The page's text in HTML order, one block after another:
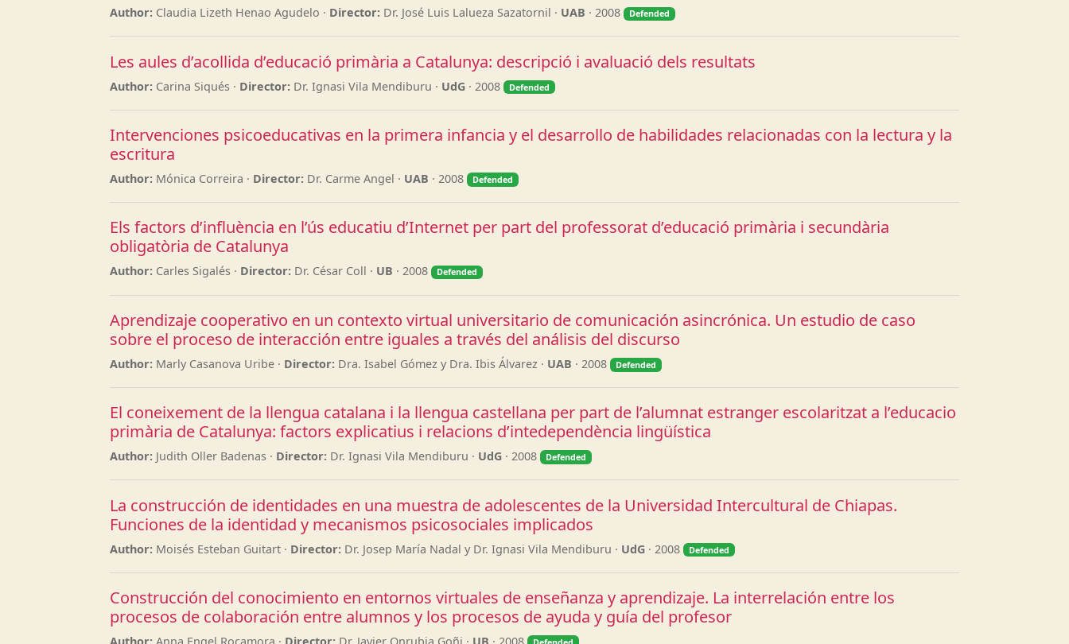
Author: Claudia Lizeth Henao Agudelo · Director: Dr. José Luis Lalueza Sazatornil · UAB · 2008 Defended
Les aules d’acollida d’educació primària a Catalunya: descripció i avaluació dels resultats
Author: Carina Siqués · Director: Dr. Ignasi Vila Mendiburu · UdG · 2008 Defended
Intervenciones psicoeducativas en la primera infancia y el desarrollo de habilidades relacionadas con la lectura y la
escritura
Author: Mónica Correira · Director: Dr. Carme Angel · UAB · 2008 Defended
Els factors d’influència en l’ús educatiu d’Internet per part del professorat d’educació primària i secundària
obligatòria de Catalunya
Author: Carles Sigalés · Director: Dr. César Coll · UB · 2008 Defended
Aprendizaje cooperativo en un contexto virtual universitario de comunicación asincrónica. Un estudio de caso
sobre el proceso de interacción entre iguales a través del análisis del discurso
Author: Marly Casanova Uribe · Director: Dra. Isabel Gómez y Dra. Ibis Álvarez · UAB · 2008 Defended
El coneixement de la llengua catalana i la llengua castellana per part de l’alumnat estranger escolaritzat a l’educacio
primària de Catalunya: factors explicatius i relacions d’intedependència lingüística
Author: Judith Oller Badenas · Director: Dr. Ignasi Vila Mendiburu · UdG · 2008 Defended
La construcción de identidades en una muestra de adolescentes de la Universidad Intercultural de Chiapas.
Funciones de la identidad y mecanismos psicosociales implicados
Author: Moisés Esteban Guitart · Director: Dr. Josep María Nadal y Dr. Ignasi Vila Mendiburu · UdG · 2008 Defended
Construcción del conocimiento en entornos virtuales de enseñanza y aprendizaje. La interrelación entre los
procesos de colaboración entre alumnos y los procesos de ayuda y guía del profesor